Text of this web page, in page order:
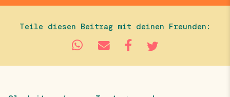
Teile diesen Beitrag mit deinen Freunden: